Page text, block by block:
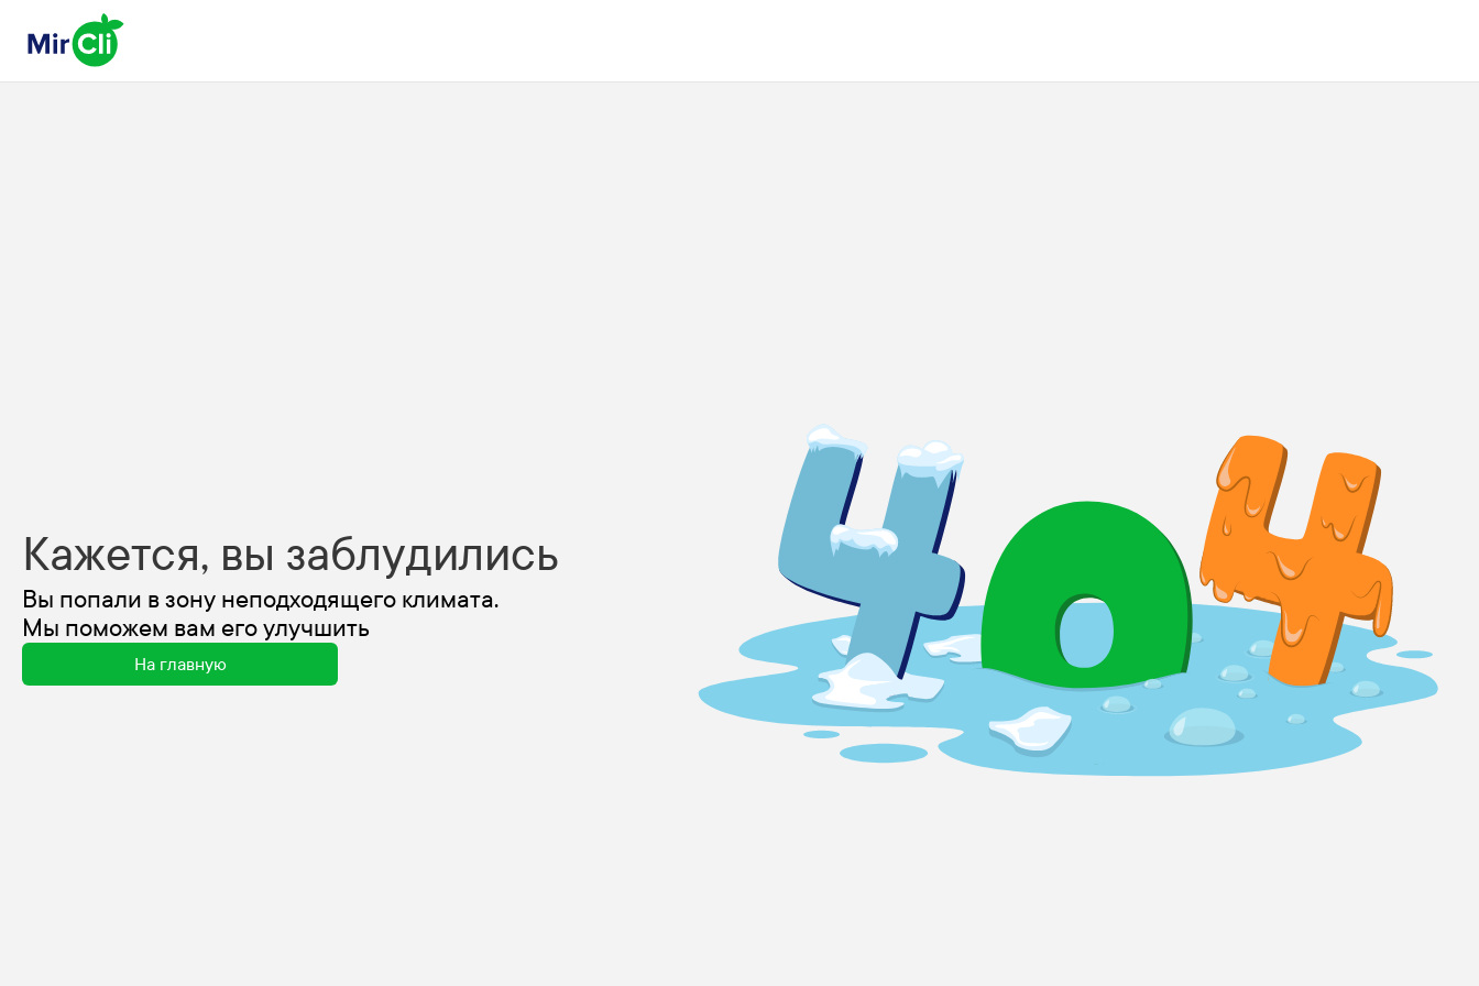
Кажется, вы заблудились
Вы попали в зону неподходящего климата.
Мы поможем вам его улучшить
На главную